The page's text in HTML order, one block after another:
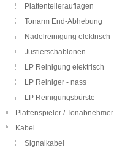
Plattentellerauflagen
Tonarm End-Abhebung
Nadelreinigung elektrisch
Justierschablonen
LP Reinigung elektrisch
LP Reiniger - nass
LP Reinigungsbürste
Plattenspieler / Tonabnehmer
Kabel
Signalkabel